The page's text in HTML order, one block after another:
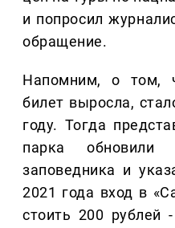
и попросил
обращение.
Напомним, о том,
билет выросла,
году. Тогда
парка обновили
заповедника и
2021 года вход в
стоить 200 рублей